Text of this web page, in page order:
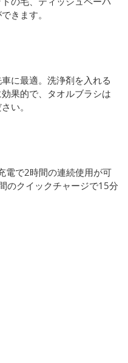
きます。
に最適。洗浄剤を入れる
果的で、タオルブラシは
い。
電で2時間の連続使用が可
のクイックチャージで15分